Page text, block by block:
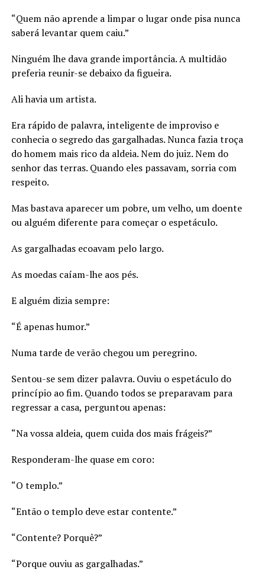
“Quem não aprende a limpar o lugar onde pisa nunca
saberá levantar quem caiu.”
Ninguém lhe dava grande importância. A multidão
preferia reunir-se debaixo da figueira.
Ali havia um artista.
Era rápido de palavra, inteligente de improviso e
conhecia o segredo das gargalhadas. Nunca fazia troça
do homem mais rico da aldeia. Nem do juiz. Nem do
senhor das terras. Quando eles passavam, sorria com
respeito.
Mas bastava aparecer um pobre, um velho, um doente
ou alguém diferente para começar o espetáculo.
As gargalhadas ecoavam pelo largo.
As moedas caíam-lhe aos pés.
E alguém dizia sempre:
“É apenas humor.”
Numa tarde de verão chegou um peregrino.
Sentou-se sem dizer palavra. Ouviu o espetáculo do
princípio ao fim. Quando todos se preparavam para
regressar a casa, perguntou apenas:
“Na vossa aldeia, quem cuida dos mais frágeis?”
Responderam-lhe quase em coro:
“O templo.”
“Então o templo deve estar contente.”
“Contente? Porquê?”
“Porque ouviu as gargalhadas.”